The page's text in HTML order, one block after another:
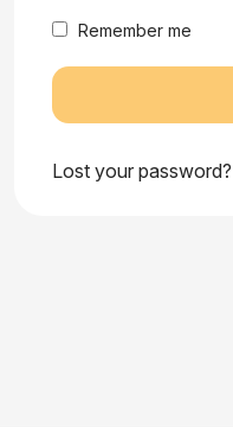
Remember me
Lost your password?